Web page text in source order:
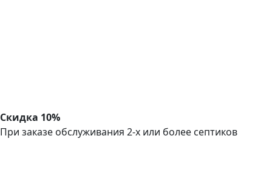
Скидка 10%
При заказе обслуживания 2-х или более септиков